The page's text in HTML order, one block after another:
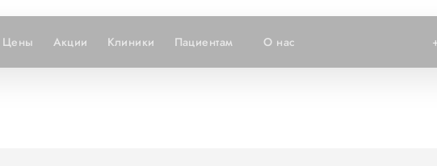
Цены Акции Клиники Пациентам О нас